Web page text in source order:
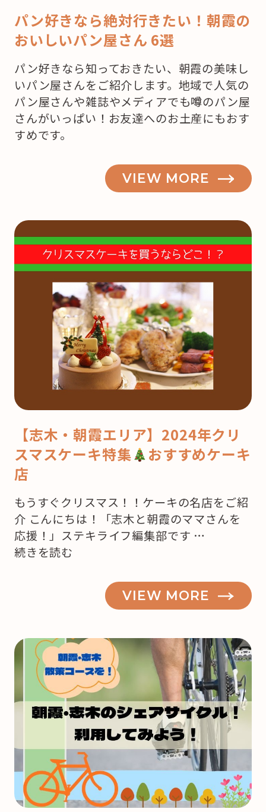
パン好きなら絶対行きたい！朝霞の
おいしいパン屋さん 6選
パン好きなら知っておきたい、朝霞の美味し
いパン屋さんをご紹介します。地域で人気の
パン屋さんや雑誌やメディアでも噂のパン屋
さんがいっぱい！お友達へのお土産にもおす
すめです。
VIEW MORE
【志木・朝霞エリア】2024年クリ
スマスケーキ特集
おすすめケーキ
店
もうすぐクリスマス！！ケーキの名店をご紹
介 こんにちは！「志木と朝霞のママさんを
応援！」ステキライフ編集部です …
“【志
う
来
月
ク
マ
ス！
ど
こ
続きを読む
VIEW MORE